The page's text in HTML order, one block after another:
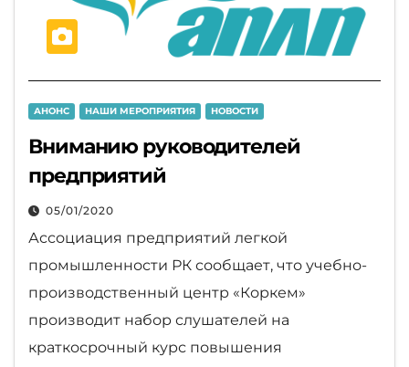
АНОНС НАШИ МЕРОПРИЯТИЯ НОВОСТИ
Вниманию руководителей
предприятий
05/01/2020
Ассоциация предприятий легкой
промышленности РК сообщает, что учебно-
производственный центр «Коркем»
производит набор слушателей на
краткосрочный курс повышения